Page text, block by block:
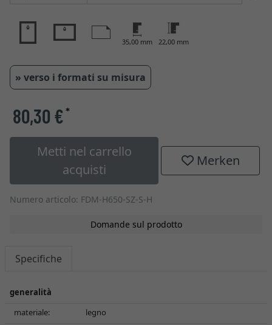
35,00 mm 22,00 mm
» verso i formati su misura
80,30 €*
Metti nel carrello
acquisti
Merken
Numero articolo: FDM-H650-SZ-S-H
Domande sul prodotto
Specifiche
generalità
materiale:
legno